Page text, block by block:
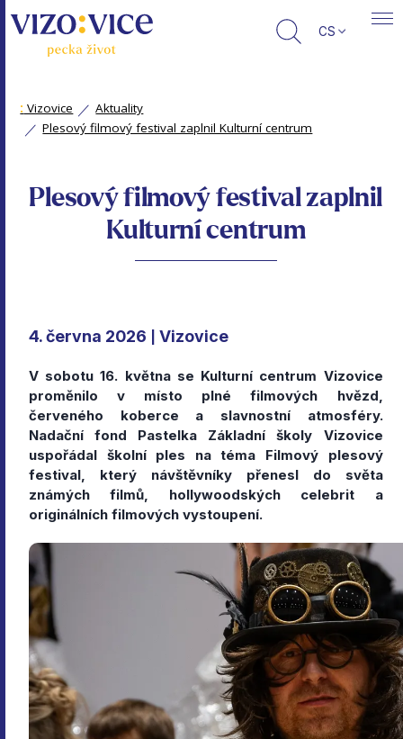
CS
: Vizovice
Aktuality
Plesový filmový festival zaplnil Kulturní centrum
Plesový filmový festival zaplnil
Kulturní centrum
4. června 2026 Vizovice
V sobotu 16. května se Kulturní centrum Vizovice
proměnilo v místo plné filmových hvězd,
červeného koberce a slavnostní atmosféry.
Nadační fond Pastelka Základní školy Vizovice
uspořádal školní ples na téma Filmový plesový
festival, který návštěvníky přenesl do světa
známých filmů, hollywoodských celebrit a
originálních filmových vystoupení.